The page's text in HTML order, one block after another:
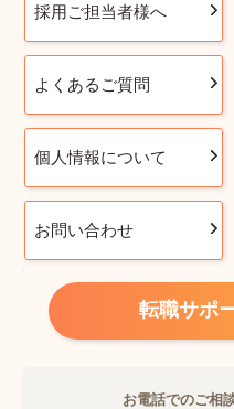
採用ご担当者様へ
よくあるご質問
個人情報について
お問い合わせ
転職サポ
お電話でのご相